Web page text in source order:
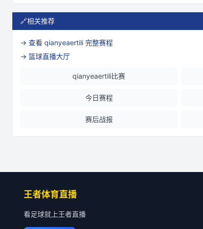
🔗相关推荐
→ 查看 qianyeaertili 完整赛程
→ 篮球直播大厅
qianyeaertili比赛
今日赛程
赛后战报
王者体育直播
看足球就上王者直播